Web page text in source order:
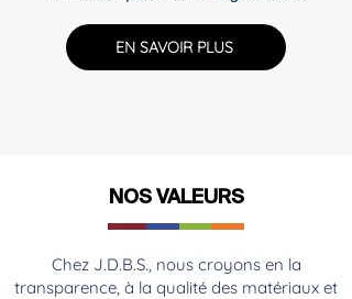
EN SAVOIR PLUS
NOS VALEURS
Chez J.D.B.S., nous croyons en la
transparence, à la qualité des matériaux et